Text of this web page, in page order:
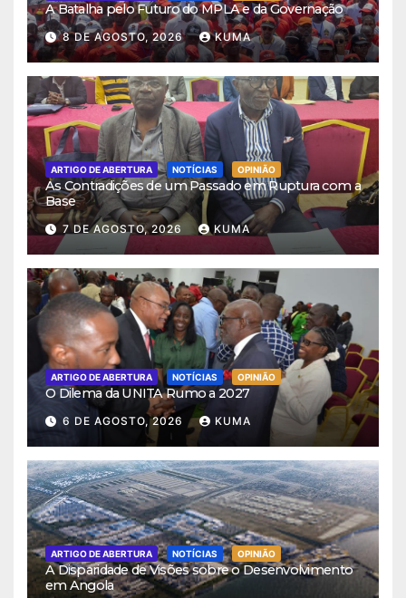
A Batalha pelo Futuro do MPLA e da Governação
8 DE AGOSTO, 2026 KUMA
ARTIGO DE ABERTURA NOTÍCIAS OPINIÃO
As Contradições de um Passado em Ruptura com a
Base
7 DE AGOSTO, 2026 KUMA
ARTIGO DE ABERTURA NOTÍCIAS OPINIÃO
O Dilema da UNITA Rumo a 2027
6 DE AGOSTO, 2026 KUMA
ARTIGO DE ABERTURA NOTÍCIAS OPINIÃO
A Disparidade de Visões sobre o Desenvolvimento
em Angola